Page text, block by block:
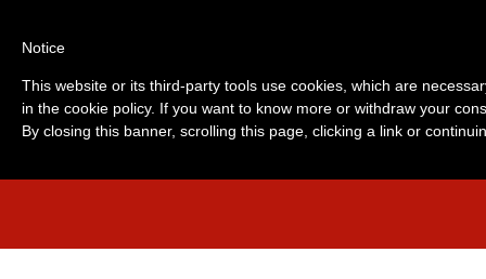
Notice
This website or its third-party tools use cookies, which are
in the cookie policy. If you want to know more or withdraw your
By closing this banner, scrolling this page, clicking a link or